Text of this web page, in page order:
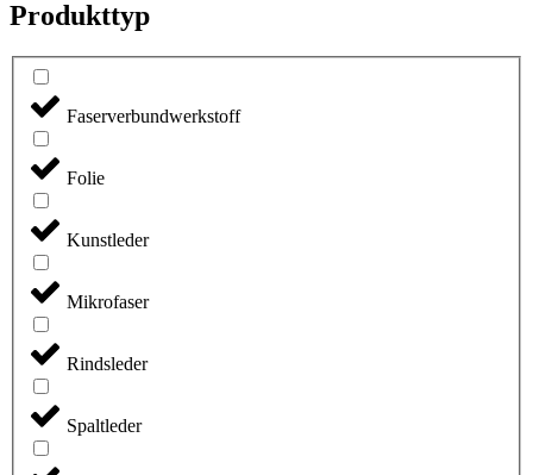
Produkttyp
Faserverbundwerkstoff
Folie
Kunstleder
Mikrofaser
Rindsleder
Spaltleder